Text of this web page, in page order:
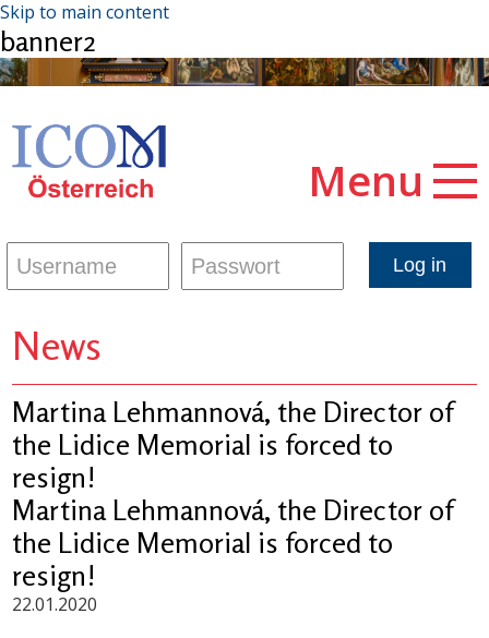
Skip to main content
banner2
Menu
News
Martina Lehmannová, the Director of
the Lidice Memorial is forced to
resign!
Martina Lehmannová, the Director of
the Lidice Memorial is forced to
resign!
22.01.2020